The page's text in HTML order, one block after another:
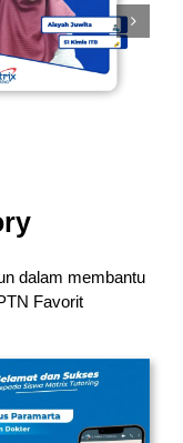
dalam membantu
Favorit